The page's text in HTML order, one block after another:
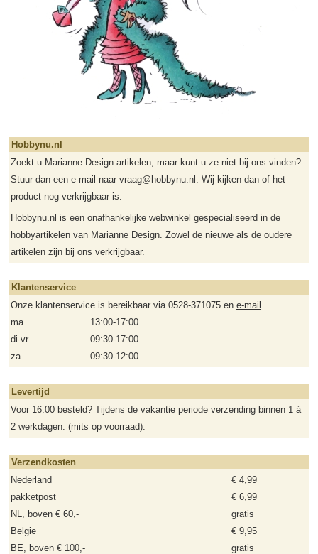
Hobbynu.nl
Zoekt u Marianne Design artikelen, maar kunt u ze niet bij ons vinden?
Stuur dan een e-mail naar vraag@hobbynu.nl. Wij kijken dan of het
product nog verkrijgbaar is.
Hobbynu.nl is een onafhankelijke webwinkel gespecialiseerd in de
hobbyartikelen van Marianne Design. Zowel de nieuwe als de oudere
artikelen zijn bij ons verkrijgbaar.
Klantenservice
Onze klantenservice is bereikbaar via 0528-371075 en e-mail .
ma
13:00-17:00
di-vr
09:30-17:00
za
09:30-12:00
Levertijd
Voor 16:00 besteld? Tijdens de vakantie periode verzending binnen 1 á
2 werkdagen. (mits op voorraad).
Verzendkosten
Nederland
€ 4,99
pakketpost
€ 6,99
NL, boven € 60,-
gratis
Belgie
€ 9,95
BE, boven € 100,-
gratis